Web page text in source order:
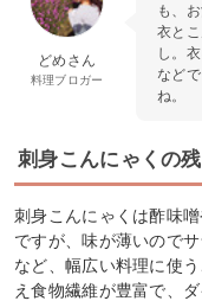
どめさん
料理ブロガー
も、
衣と
し。
など
ね。
刺身こんにゃくの
刺身こんにゃくは酢味
ですが、味が薄いので
など、幅広い料理に使
え食物繊維が豊富で、